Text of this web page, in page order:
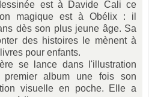
est à Davide Cali ce
magique est à Obélix : il
dès son plus jeune âge. Sa
des histoires le mènent à
pour enfants.
se lance dans l'illustration
album une fois son
visuelle en poche. Elle a